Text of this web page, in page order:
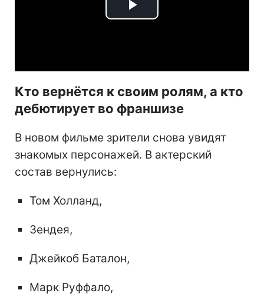
Play
Кто вернётся к своим ролям, а кто
дебютирует во франшизе
В новом фильме зрители снова увидят
знакомых персонажей. В актерский
состав вернулись:
Том Холланд,
Зендея,
Джейкоб Баталон,
Марк Руффало,